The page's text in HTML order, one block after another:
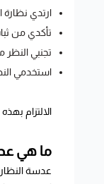
ارتدي
تأكدي من
تجنبي النظر
استخدمي
الالتزام
ما هي
عدسة